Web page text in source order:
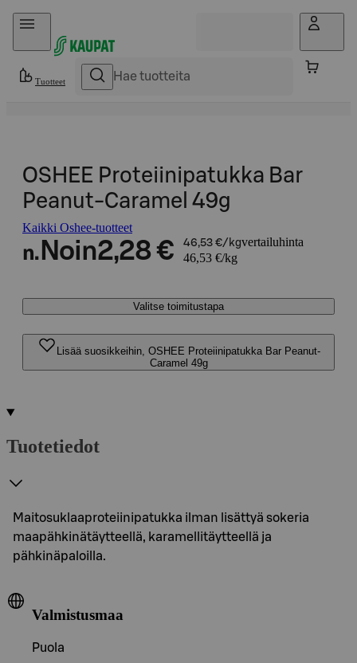
Hyppää sisältöön
Tuotteet
OSHEE Proteiinipatukka Bar
Peanut-Caramel 49g
Kaikki Oshee-tuotteet
n. Noin2,28 € 46,53 €/kgvertailuhinta
46,53 €/kg
Valitse toimitustapa
Lisää suosikkeihin, OSHEE Proteiinipatukka Bar Peanut-
Caramel 49g
Tuotetiedot
Maitosuklaaproteiinipatukka ilman lisättyä sokeria
maapähkinätäytteellä, karamellitäytteellä ja
pähkinäpaloilla.
Valmistusmaa
Puola